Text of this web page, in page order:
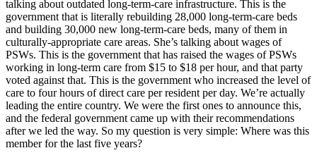
talking about outdated long-term-care infrastructure. This is the
government that is literally rebuilding 28,000 long-term-care beds
and building 30,000 new long-term-care beds, many of them in
culturally-appropriate care areas. She’s talking about wages of
PSWs. This is the government that has raised the wages of PSWs
working in long-term care from $15 to $18 per hour, and that party
voted against that. This is the government who increased the level of
care to four hours of direct care per resident per day. We’re actually
leading the entire country. We were the first ones to announce this,
and the federal government came up with their recommendations
after we led the way. So my question is very simple: Where was this
member for the last five years?